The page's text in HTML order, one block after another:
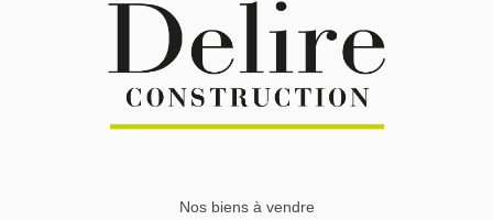
Nos biens à vendre